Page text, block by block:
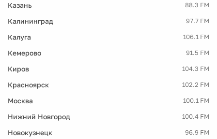
Казань 88.3 FM
Калининград 97.7 FM
Калуга 106.1 FM
Кемерово 91.5 FM
Киров 104.3 FM
Красноярск 102.2 FM
Москва 100.1 FM
Нижний Новгород 100.4 FM
Новокузнецк 96.9 FM